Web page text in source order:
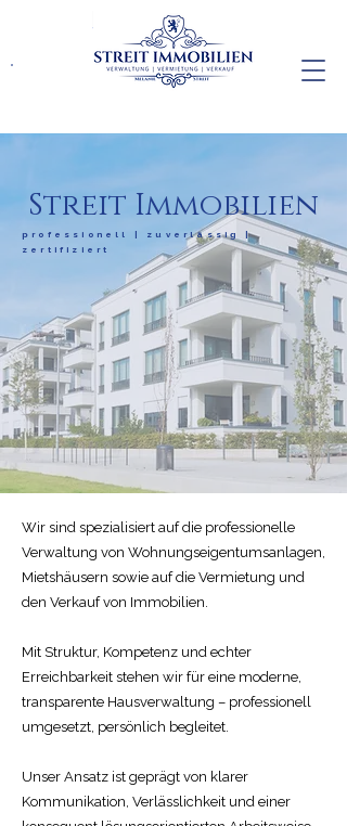
Streit Immobilien
professionell | zuverlässig |
zertifiziert
Wir sind spezialisiert auf die professionelle
Verwaltung von Wohnungseigentumsanlagen,
Mietshäusern sowie auf die Vermietung und
den Verkauf von Immobilien.
Mit Struktur, Kompetenz und echter
Erreichbarkeit stehen wir für eine moderne,
transparente Hausverwaltung – professionell
umgesetzt, persönlich begleitet.
Unser Ansatz ist geprägt von klarer
Kommunikation, Verlässlichkeit und einer